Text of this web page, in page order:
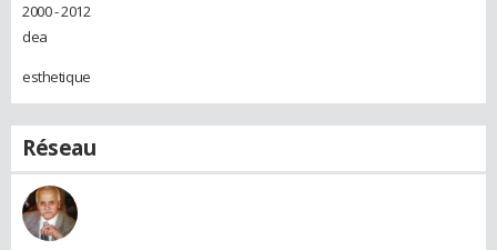
2000 - 2012
dea
esthetique
Réseau